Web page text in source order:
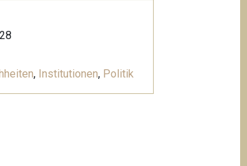
, Institutionen, Politik